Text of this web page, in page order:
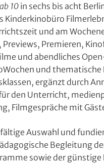
10 in sechs bis acht
Kinderkinobüro
und am
Previews, Premieren,
und abendliches
und
ergänzt durch
den Unterricht,
Filmgespräche mit
Auswahl und
Begleitung
sowie der